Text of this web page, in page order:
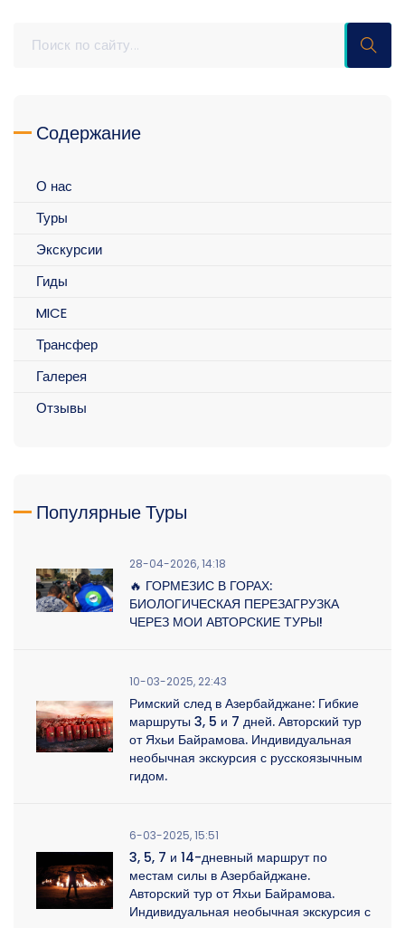
Содержание
О нас
Туры
Экскурсии
Гиды
MICE
Трансфер
Галерея
Отзывы
Популярные Туры
28-04-2026, 14:18
🔥 ГОРМЕЗИС В ГОРАХ:
БИОЛОГИЧЕСКАЯ ПЕРЕЗАГРУЗКА
ЧЕРЕЗ МОИ АВТОРСКИЕ ТУРЫ!
10-03-2025, 22:43
Римский след в Азербайджане: Гибкие
маршруты 3, 5 и 7 дней. Авторский тур
от Яхьи Байрамова. Индивидуальная
необычная экскурсия с русскоязычным
гидом.
6-03-2025, 15:51
3, 5, 7 и 14-дневный маршрут по
местам силы в Азербайджане.
Авторский тур от Яхьи Байрамова.
Индивидуальная необычная экскурсия с